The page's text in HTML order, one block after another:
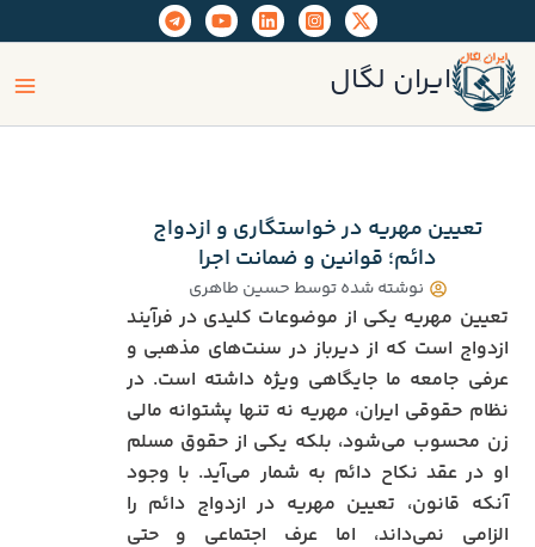
به
محتوا
ایران لگال
تعیین مهریه در خواستگاری و ازدواج
دائم؛ قوانین و ضمانت اجرا
نوشته شده توسطحسین طاهری
تعیین مهریه یکی از موضوعات کلیدی در فرآیند
ازدواج است که از دیرباز در سنت‌های مذهبی و
عرفی جامعه ما جایگاهی ویژه داشته است. در
نظام حقوقی ایران، مهریه نه تنها پشتوانه مالی
زن محسوب می‌شود، بلکه یکی از حقوق مسلم
او در عقد نکاح دائم به شمار می‌آید. با وجود
آنکه قانون، تعیین مهریه در ازدواج دائم را
الزامی نمی‌داند، اما عرف اجتماعی و حتی